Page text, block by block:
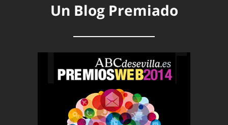
Un Blog Premiado